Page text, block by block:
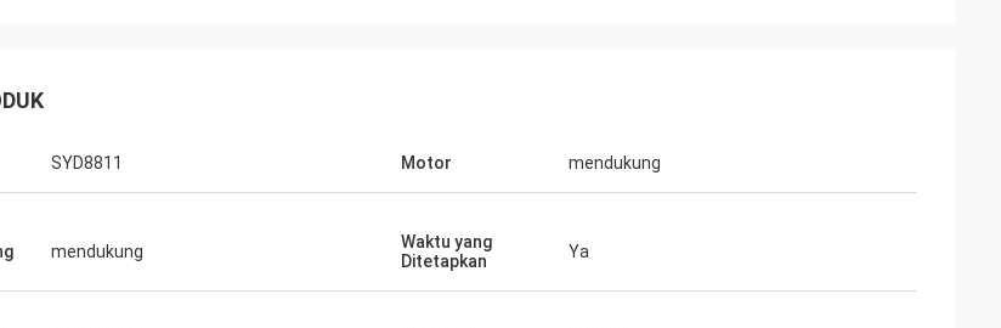
SYD8811 Motor mendukung
mendukung
Waktu yang
Ditetapkan
Ya